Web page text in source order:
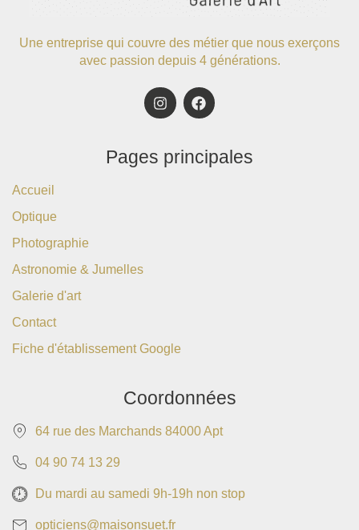
Une entreprise qui couvre des métier que nous exerçons
avec passion depuis 4 générations.
Pages principales
Accueil
Optique
Photographie
Astronomie & Jumelles
Galerie d'art
Contact
Fiche d'établissement Google
Coordonnées
64 rue des Marchands 84000 Apt
04 90 74 13 29
Du mardi au samedi 9h-19h non stop
opticiens@maisonsuet.fr